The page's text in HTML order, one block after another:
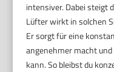
intensiver. Dabei steigt
Lüfter wirkt in solchen
Er sorgt für eine
angenehmer macht
kann. So bleibst du